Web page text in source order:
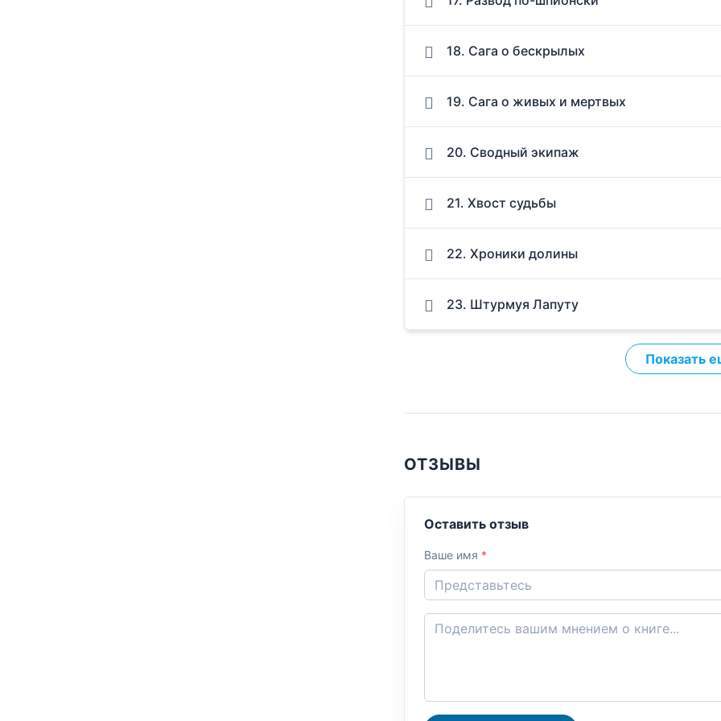
18. Сага о бескрылых
19. Сага о живых и мертвых
20. Сводный экипаж
21. Хвост судьбы
22. Хроники долины
23. Штурмуя Лапуту
Показать
ОТЗЫВЫ
Оставить отзыв
Ваше имя *